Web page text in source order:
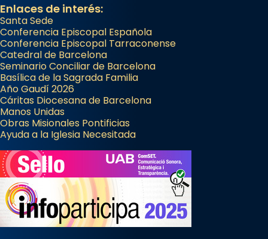
Enlaces de interés:
Santa Sede
Conferencia Episcopal Española
Conferencia Episcopal Tarraconense
Catedral de Barcelona
Seminario Conciliar de Barcelona
Basílica de la Sagrada Familia
Año Gaudí 2026
Cáritas Diocesana de Barcelona
Manos Unidas
Obras Misionales Pontificias
Ayuda a la Iglesia Necesitada